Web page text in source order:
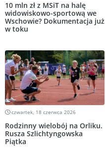
10 mln zł z MSiT na halę
widowiskowo-sportową we
Wschowie? Dokumentacja już
w toku
czwartek, 18 czerwca 2026
Rodzinny wielobój na Orliku.
Rusza Szlichtyngowska
Piątka